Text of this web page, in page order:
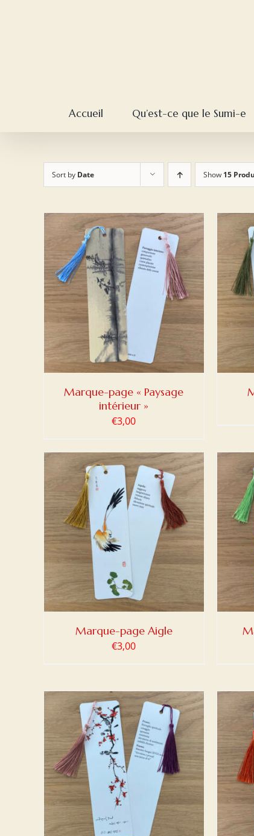
Accueil Qu’est-ce que le Sumi-e
Sort by Date Show 15
Marque-page « Paysage
intérieur »
€3,00
AJOUTER AU PANIER DETAILS
Marque-page Aigle
€3,00
AJOUTER AU PANIER / DETAILS
AJOUTER AU PANIER / DETAILS